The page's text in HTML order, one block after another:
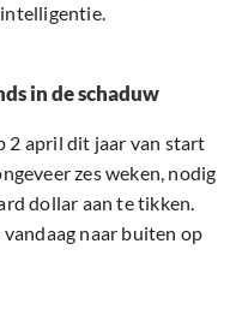
in de schaduw
2 april dit jaar van start
zes weken, nodig
dollar aan te tikken.
naar buiten op